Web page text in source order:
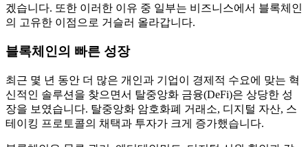
겠습니다. 또한 이러한 이유 중 일부는 비즈니스에서 블록체인
의 고유한 이점으로 거슬러 올라갑니다.
블록체인의 빠른 성장
최근 몇 년 동안 더 많은 개인과 기업이 경제적 수요에 맞는 혁
신적인 솔루션을 찾으면서 탈중앙화 금융(DeFi)은 상당한 성
장을 보였습니다. 탈중앙화 암호화폐 거래소, 디지털 자산, 스
테이킹 프로토콜의 채택과 투자가 크게 증가했습니다.